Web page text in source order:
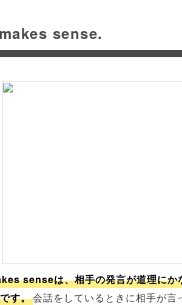
sense.
senseは、相手の発言が道理にか
す。会話をしているときに相手が